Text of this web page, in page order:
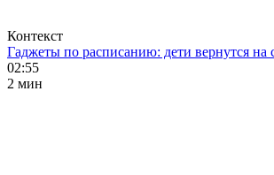
Контекст
Гаджеты по расписанию: дети вернутся на
02:55
2 мин